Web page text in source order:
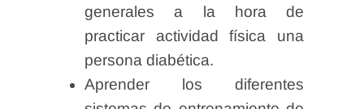
generales a la hora de
practicar actividad física una
persona diabética.
Aprender los diferentes